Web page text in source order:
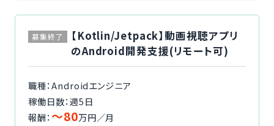
募集終了
【Kotlin/Jetpack】動画視聴アプリ
のAndroid開発支援(リモート可)
職種：Androidエンジニア
稼働日数：週5日
報酬： 〜80万円／月